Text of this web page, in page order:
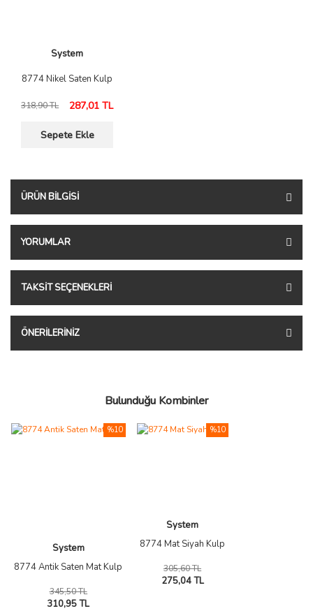
System
8774 Nikel Saten Kulp
318,90 TL 287,01 TL
Sepete Ekle
ÜRÜN BILGISI
YORUMLAR
TAKSIT SEÇENEKLERI
ÖNERILERINIZ
Bulunduğu Kombinler
System
8774 Antik Saten Mat Kulp
345,50 TL
310,95 TL
%10
System
8774 Mat Siyah Kulp
305,60 TL
275,04 TL
%10